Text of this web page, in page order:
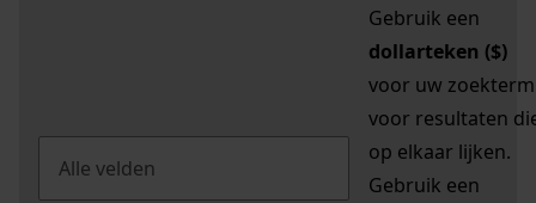
Gebruik een
dollarteken ($)
voor uw zoekterm
voor resultaten
op elkaar lijken.
Gebruik een